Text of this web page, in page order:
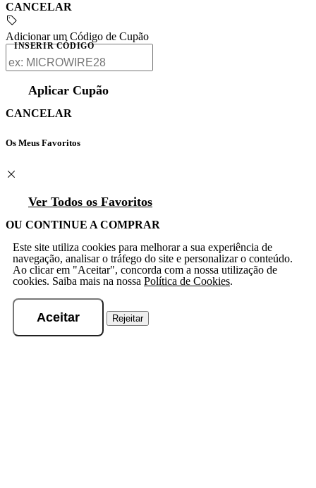
CANCELAR
Adicionar um Código de Cupão
INSERIR CÓDIGO
Aplicar Cupão
CANCELAR
Os Meus Favoritos
Ver Todos os Favoritos
OU CONTINUE A COMPRAR
Este site utiliza cookies para melhorar a sua experiência de
navegação, analisar o tráfego do site e personalizar o conteúdo.
Ao clicar em "Aceitar", concorda com a nossa utilização de
cookies. Saiba mais na nossa Política de Cookies.
Aceitar Rejeitar